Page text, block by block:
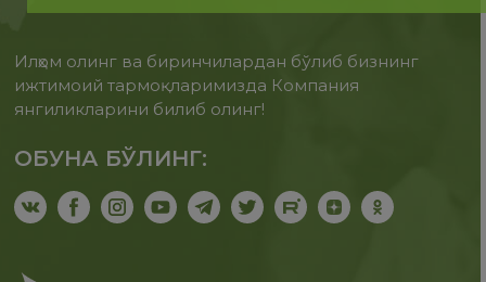
Илҳом олинг ва биринчилардан бўлиб бизнинг
ижтимоий тармоқларимизда Компания
янгиликларини билиб олинг!
ОБУНА БЎЛИНГ: